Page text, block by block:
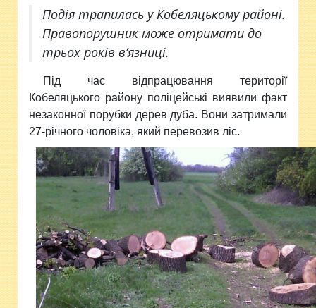
Подія трапилась у Кобеляцькому районі.
Правопорушник може отримати до
трьох років в’язниці.
Під час відпрацювання території
Кобеляцького району поліцейські виявили факт
незаконної порубки дерев дуба. Вони затримали
27-річного чоловіка, який перевозив ліс.